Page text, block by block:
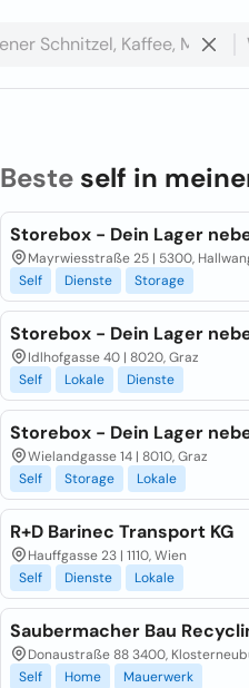
Beste self in
Storebox - Dein Lager
Mayrwiesstraße 25 | 5300,
Self
Dienste Storage
Storebox - Dein Lager
Idlhofgasse 40 | 8020, Graz
Self
Lokale Dienste
Storebox - Dein Lager
Wielandgasse 14 | 8010, Graz
Self
Storage Lokale
R+D Barinec Transport KG
Hauffgasse 23 | 1110, Wien
Self
Dienste Lokale
Saubermacher Bau
Donaustraße 88 3400,
Self
Home Mauerwerk